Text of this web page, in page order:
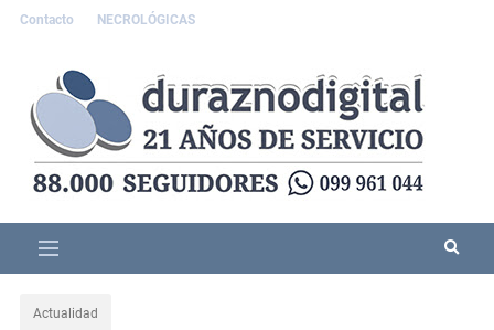
Contacto NECROLÓGICAS
Actualidad